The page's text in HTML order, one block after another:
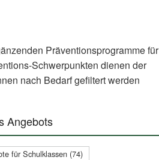
Präventionsprogramme für
Schwerpunkten dienen der
nach Bedarf gefiltert werden
Angebots
für Schulklassen (74)